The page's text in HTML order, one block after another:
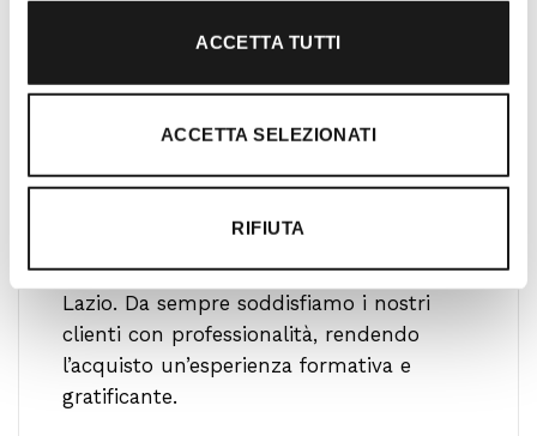
ACCETTA TUTTI
ACCETTA SELEZIONATI
RIFIUTA
Roma, RRTrek è il punto di riferimento
per amanti dell’outdoor a Roma e nel
Lazio. Da sempre soddisfiamo i nostri
clienti con professionalità, rendendo
l’acquisto un’esperienza formativa e
gratificante.